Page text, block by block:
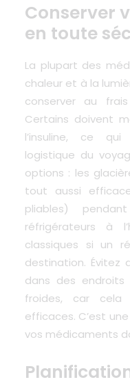
Conserver
en toute
La plupart des
chaleur et à la
conserver au
Certains doivent
l’insuline, ce
logistique du
options : les
tout aussi
pliables)
réfrigérateurs à
classiques si un
destination. Évitez
dans des
froides, car cela
efficaces. C’est
vos médicaments